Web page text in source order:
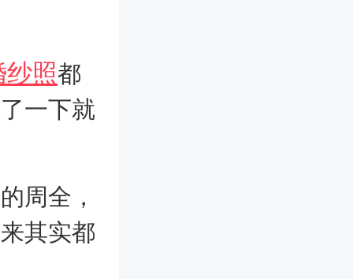
纱照都
一下就
周全，
其实都